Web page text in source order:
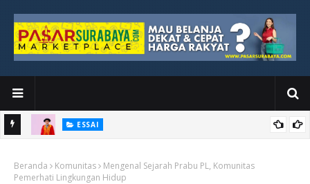
ESSAI
Tidak Berhenti di Panggung Wisuda
Beranda Komunitas
Mengenal Sejarah Prabu PL, Komunitas
Pemerhati Lingkungan Hidup